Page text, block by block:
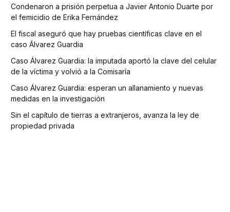
Condenaron a prisión perpetua a Javier Antonio Duarte por
el femicidio de Erika Fernández
El fiscal aseguró que hay pruebas científicas clave en el
caso Álvarez Guardia
Caso Álvarez Guardia: la imputada aportó la clave del celular
de la víctima y volvió a la Comisaría
Caso Álvarez Guardia: esperan un allanamiento y nuevas
medidas en la investigación
Sin el capítulo de tierras a extranjeros, avanza la ley de
propiedad privada